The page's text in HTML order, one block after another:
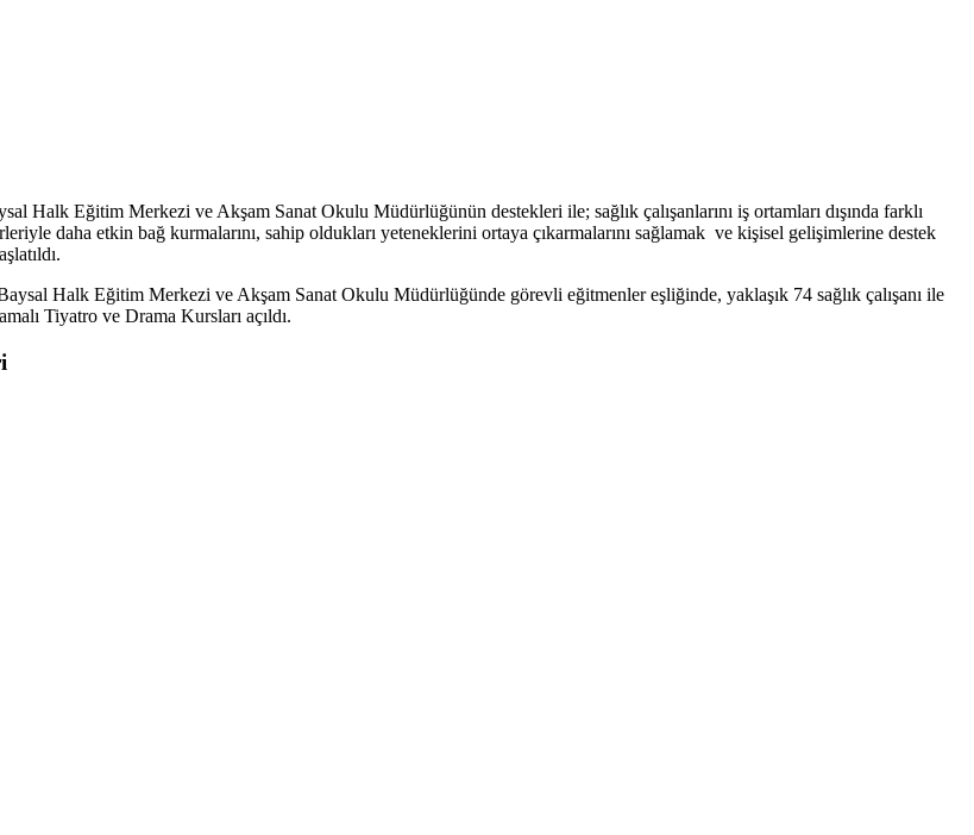
Eğitim Merkezi ve Akşam Sanat Okulu Müdürlüğünün destekleri ile; sağlık çalışanlarını iş ortamları dışında farklı
daha etkin bağ kurmalarını, sahip oldukları yeteneklerini ortaya çıkarmalarını sağlamak ve kişisel gelişimlerine destek
Halk Eğitim Merkezi ve Akşam Sanat Okulu Müdürlüğünde görevli eğitmenler eşliğinde, yaklaşık 74 sağlık çalışanı ile
Tiyatro ve Drama Kursları açıldı.